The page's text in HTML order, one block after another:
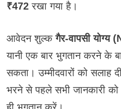
₹472रखा गया है।
आवेदन शुल्कगैर-वापसी
यानी एक बार भुगतान करने के
सकता। उम्मीदवारों को सलाह
भरने से पहले सभी जानकारी